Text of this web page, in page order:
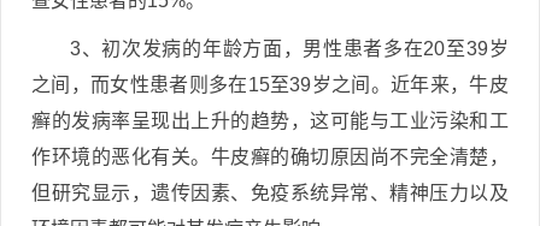
3、初次发病的年龄方面，男性患者多在20至39岁
之间，而女性患者则多在15至39岁之间。近年来，牛皮
癣的发病率呈现出上升的趋势，这可能与工业污染和工
作环境的恶化有关。牛皮癣的确切原因尚不完全清楚，
但研究显示，遗传因素、免疫系统异常、精神压力以及